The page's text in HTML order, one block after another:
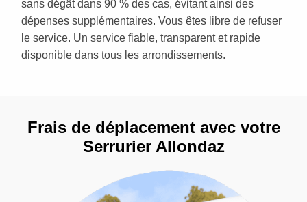
sans dégât dans 90 % des cas, évitant ainsi des
dépenses supplémentaires. Vous êtes libre de refuser
le service. Un service fiable, transparent et rapide
disponible dans tous les arrondissements.
Frais de déplacement avec votre
Serrurier Allondaz